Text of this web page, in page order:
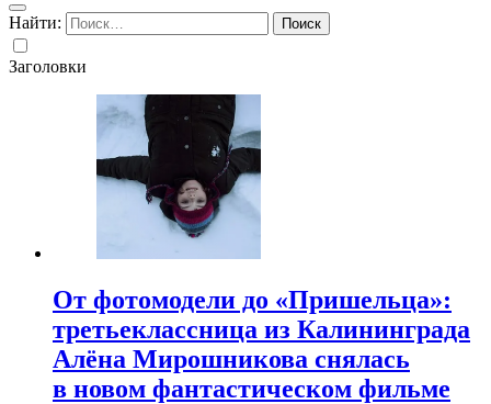
Найти:
Заголовки
От фотомодели до «Пришельца»:
третьеклассница из Калининграда
Алёна Мирошникова снялась
в новом фантастическом фильме